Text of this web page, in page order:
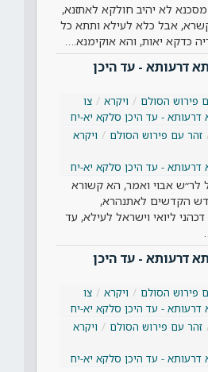
לא יהיב חולקא לאתזנא,
אבל כלא לעילא ותתא כל
כדקא יאות, והא אוקימנא.…
דרעותא - עד היכן
פירוש הסולם ויקרא
צו
- עד היכן סלקא יא-יח
זהר עם פירוש הסולם
ויקרא
- עד היכן סלקא יא-יח
לר״ש אבוי ואמר, הא קשורא
הקדשים לאתנהרא,
ליואי וישראל לעילא, עד
דרעותא - עד היכן
פירוש הסולם ויקרא
צו
- עד היכן סלקא יא-יח
זהר עם פירוש הסולם
ויקרא
- עד היכן סלקא יא-יח